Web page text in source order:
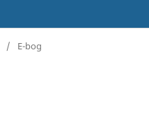
/ E-bog